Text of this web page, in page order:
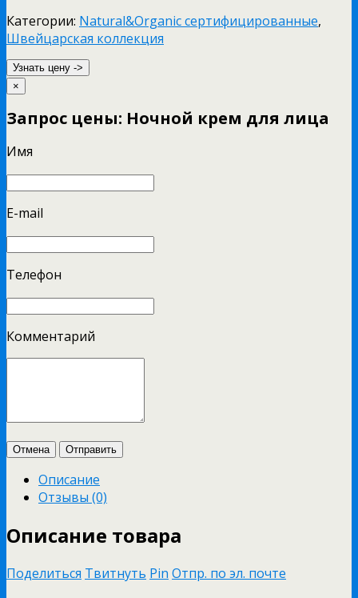
Категории: Natural&Organic сертифицированные,
Швейцарская коллекция
Узнать цену ->
×
Запрос цены: Ночной крем для лица
Имя
E-mail
Телефон
Комментарий
Отмена Отправить
Описание
Отзывы (0)
Описание товара
Поделиться Твитнуть Pin Отпр. по эл. почте